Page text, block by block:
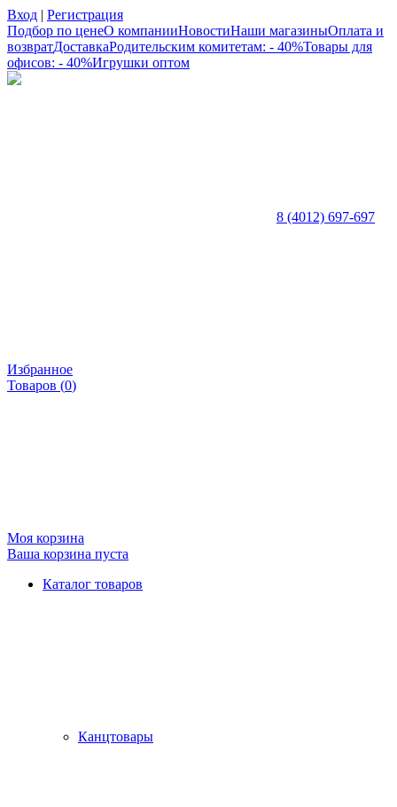
Вход | Регистрация
Подбор по ценеО компанииНовостиНаши магазиныОплата и
возвратДоставкаРодительским комитетам: - 40%Товары для
офисов: - 40%Игрушки оптом
8 (4012) 697-697
Избранное
Товаров (0)
Моя корзина
Ваша корзина пуста
Каталог товаров
Канцтовары